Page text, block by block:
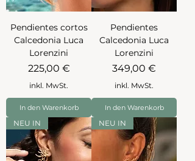
Pendientes cortos
Calcedonia Luca
Lorenzini
Preis
225,00 €
inkl. MwSt.
In den Warenkorb
Pendientes
Calcedonia Luca
Lorenzini
Preis
349,00 €
inkl. MwSt.
In den Warenkorb
NEU IN NEU IN